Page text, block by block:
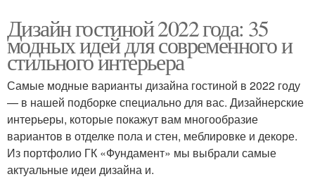
Дизайн гостиной 2022 года: 35
модных идей для современного и
стильного интерьера
Самые модные варианты дизайна гостиной в 2022 году
— в нашей подборке специально для вас. Дизайнерские
интерьеры, которые покажут вам многообразие
вариантов в отделке пола и стен, меблировке и декоре.
Из портфолио ГК «Фундамент» мы выбрали самые
актуальные идеи дизайна и.